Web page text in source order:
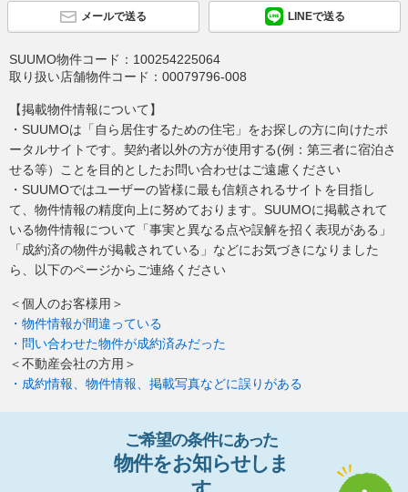
メールで送る LINEで送る
SUUMO物件コード： 100254225064
取り扱い店舗物件コード： 00079796-008
【掲載物件情報について】
・SUUMOは「自ら居住するための住宅」をお探しの方に向けたポ
ータルサイトです。契約者以外の方が使用する(例：第三者に宿泊さ
せる等）ことを目的としたお問い合わせはご遠慮ください
・SUUMOではユーザーの皆様に最も信頼されるサイトを目指し
て、物件情報の精度向上に努めております。SUUMOに掲載されて
いる物件情報について「事実と異なる点や誤解を招く表現がある」
「成約済の物件が掲載されている」などにお気づきになりました
ら、以下のページからご連絡ください
＜個人のお客様用＞
・物件情報が間違っている
・問い合わせた物件が成約済みだった
＜不動産会社の方用＞
・成約情報、物件情報、掲載写真などに誤りがある
ご希望の条件にあった
物件をお知らせし ま